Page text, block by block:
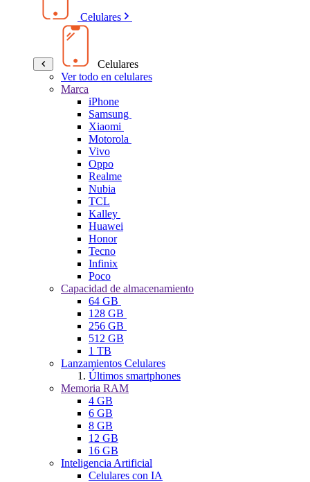
Celulares
Celulares
Ver todo en celulares
Marca
iPhone
Samsung
Xiaomi
Motorola
Vivo
Oppo
Realme
Nubia
TCL
Kalley
Huawei
Honor
Tecno
Infinix
Poco
Capacidad de almacenamiento
64 GB
128 GB
256 GB
512 GB
1 TB
Lanzamientos Celulares
Últimos smartphones
Memoria RAM
4 GB
6 GB
8 GB
12 GB
16 GB
Inteligencia Artificial
Celulares con IA